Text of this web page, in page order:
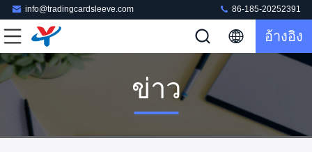
info@tradingcardsleeve.com 86-185-20252391
อ้างอิง
ข่าว